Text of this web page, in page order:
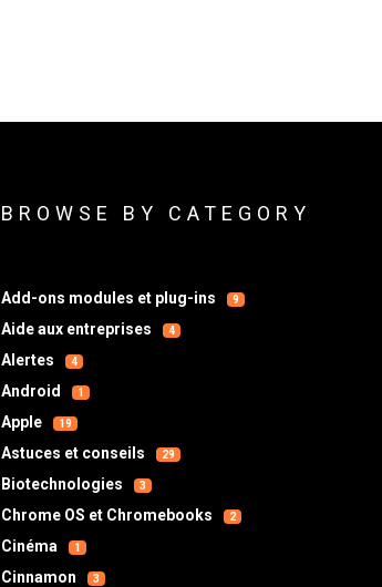
BROWSE BY CATEGORY
Add-ons modules et plug-ins 9
Aide aux entreprises 4
Alertes 4
Android 1
Apple 19
Astuces et conseils 29
Biotechnologies 3
Chrome OS et Chromebooks 2
Cinéma 1
Cinnamon 3